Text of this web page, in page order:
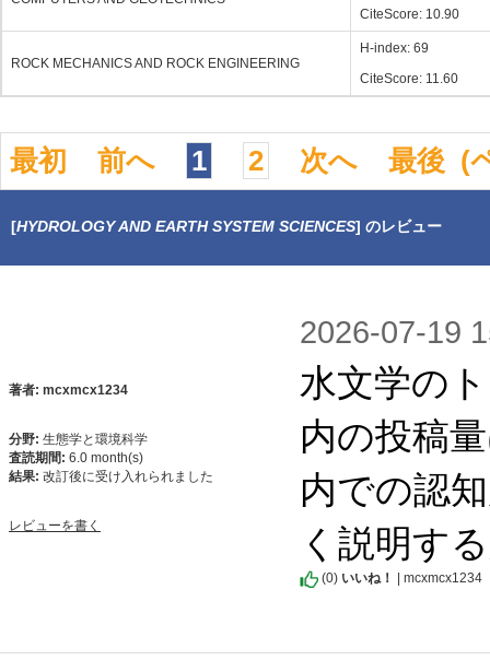
CiteScore: 10.90
ROCK MECHANICS AND ROCK ENGINEERING
H-index: 69
CiteScore: 11.60
最初 前へ 1 2 次へ 最後 (
[HYDROLOGY AND EARTH SYSTEM SCIENCES] のレビュー
著者: mcxmcx1234
分野: 生態学と環境科学
査読期間: 6.0 month(s)
結果: 改訂後に受け入れられました
レビューを書く
2026-07-19
水文学の
内の投稿
内での認
く説明す
(0) いいね！ | mcxmcx1234